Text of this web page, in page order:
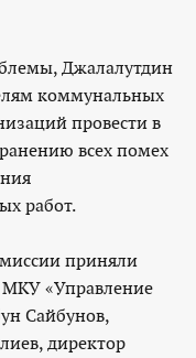
Джалалутдин
коммунальных
провести в
всех помех
работ.
приняли
МКУ «Управление
Сайбунов,
директор